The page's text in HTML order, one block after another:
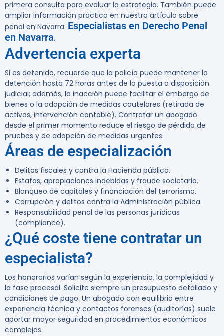
primera consulta para evaluar la estrategia. También puede
ampliar información práctica en nuestro artículo sobre
penal en Navarra: Especialistas en Derecho Penal
en Navarra.
Advertencia experta
Si es detenido, recuerde que la policía puede mantener la
detención hasta 72 horas antes de la puesta a disposición
judicial; además, la inacción puede facilitar el embargo de
bienes o la adopción de medidas cautelares (retirada de
activos, intervención contable). Contratar un abogado
desde el primer momento reduce el riesgo de pérdida de
pruebas y de adopción de medidas urgentes.
Áreas de especialización
Delitos fiscales y contra la Hacienda pública.
Estafas, apropiaciones indebidas y fraude societario.
Blanqueo de capitales y financiación del terrorismo.
Corrupción y delitos contra la Administración pública.
Responsabilidad penal de las personas jurídicas
(compliance).
¿Qué coste tiene contratar un
especialista?
Los honorarios varían según la experiencia, la complejidad y
la fase procesal. Solicite siempre un presupuesto detallado y
condiciones de pago. Un abogado con equilibrio entre
experiencia técnica y contactos forenses (auditorías) suele
aportar mayor seguridad en procedimientos económicos
complejos.